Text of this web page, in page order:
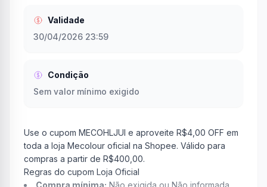
Validade
30/04/2026 23:59
Condição
Sem valor mínimo exigido
Use o cupom MECOHLJUI e aproveite R$4,00 OFF em
toda a loja Mecolour oficial na Shopee. Válido para
compras a partir de R$400,00.
Regras do cupom Loja Oficial
Compra mínima: Não exigida ou Não informada